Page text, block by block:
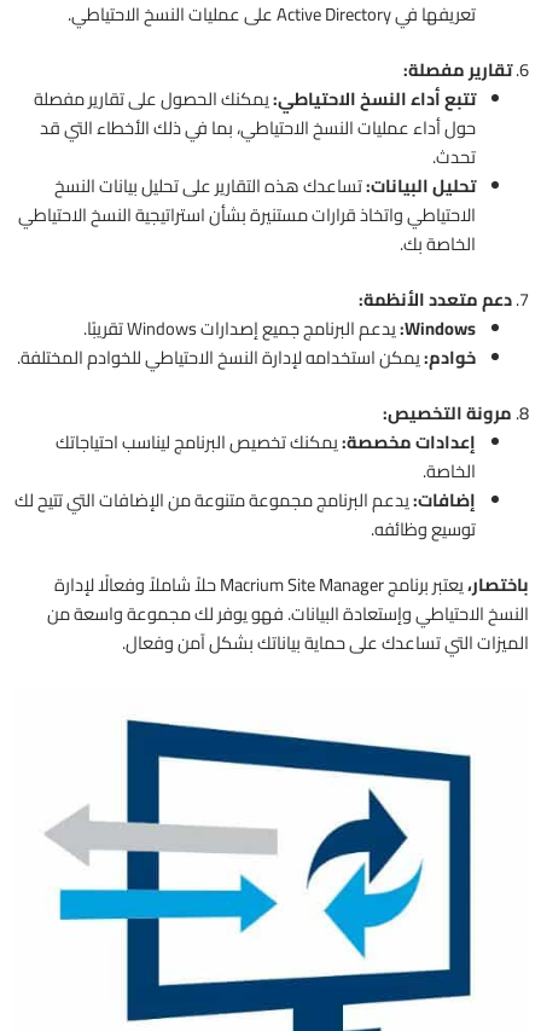
تعريفها في Active Directory على عمليات النسخ الاحتياطي.
6. تقارير مفصلة:
تتبع أداء النسخ الاحتياطي:يمكنك الحصول على تقارير مفصلة
حول أداء عمليات النسخ الاحتياطي، بما في ذلك الأخطاء التي قد
تحدث.
تحليل البيانات:تساعدك هذه التقارير على تحليل بيانات النسخ
الاحتياطي واتخاذ قرارات مستنيرة بشأن استراتيجية النسخ الاحتياطي
الخاصة بك.
7. دعم متعدد الأنظمة:
Windows:يدعم البرنامج جميع إصدارات Windows تقريبًا.
خوادم:يمكن استخدامه لإدارة النسخ الاحتياطي للخوادم المختلفة.
8. مرونة التخصيص:
إعدادات مخصصة:يمكنك تخصيص البرنامج ليناسب احتياجاتك
الخاصة.
إضافات:يدعم البرنامج مجموعة متنوعة من الإضافات التي تتيح لك
توسيع وظائفه.
باختصار،
يعتبر برنامج Macrium Site Manager حلاً شاملاً وفعالًا لإدارة
النسخ الاحتياطي وإستعادة البيانات. فهو يوفر لك مجموعة واسعة من
الميزات التي تساعدك على حماية بياناتك بشكل آمن وفعال.